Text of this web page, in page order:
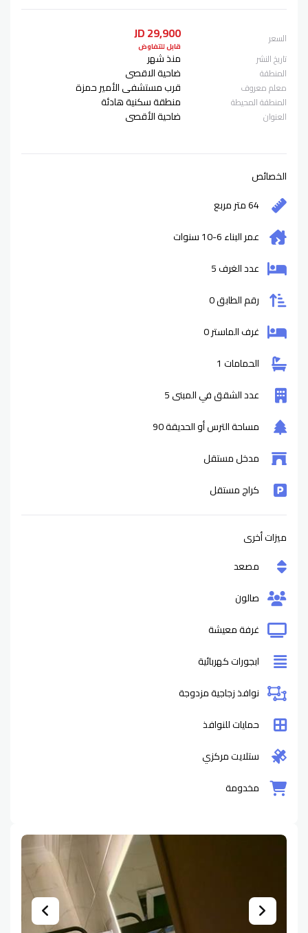
السعر 29,900 JD
قابل للتفاوض
تاريخ النشر منذ شهر
المنطقة ضاحية الاقصى
معلم معروف قرب مستشفى الأمير حمزة
المنطقة المحيطة منطقة سكنية هادئة
العنوان ضاحية الأقصى
الخصائص
64 متر مربع
عمر البناء6-10
سنوات
عدد الغرف 5
رقم الطابق 0
غرف الماستر 0
الحمامات 1
عدد الشقق في المبنى 5
مساحة الترس أو الحديقة 90
مدخل مستقل
كراج مستقل
ميزات أخرى
مصعد
صالون
غرفة معيشة
ابجورات كهربائية
نوافذ زجاجية مزدوجة
حمايات للنوافذ
ستلايت مركزي
مخدومة